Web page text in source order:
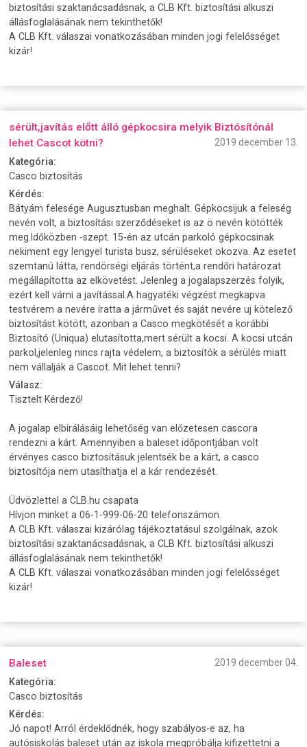
biztosítási szaktanácsadásnak, a CLB Kft. biztosítási alkuszi
állásfoglalásának nem tekinthetők!
A CLB Kft. válaszai vonatkozásában minden jogi felelősséget
kizár!
sérült,javítás előtt álló gépkocsira melyik Biztósítónál
lehet Cascot kötni?
2019 december 13.
Kategória:
Casco biztosítás
Kérdés:
Bátyám felesége Augusztusban meghalt. Gépkocsijuk a feleség
nevén volt, a biztosítási szerződéseket is az ö nevén kötötték
meg.Időközben -szept. 15-én az utcán parkoló gépkocsinak
nekiment egy lengyel turista busz, sérüléseket okozva. Az esetet
szemtanú látta, rendörségi eljárás történt,a rendőri határozat
megállapította az elkövetést. Jelenleg a jogalapszerzés folyik,
ezért kell várni a javítással.A hagyatéki végzést megkapva
testvérem a nevére íratta a járművet és saját nevére uj kötelező
biztosítást kötött, azonban a Casco megkötését a korábbi
Biztosító (Uniqua) elutasította,mert sérült a kocsi. A kocsi utcán
parkol,jelenleg nincs rajta védelem, a biztosítók a sérülés miatt
nem vállalják a Cascot. Mit lehet tenni?
Válasz:
Tisztelt Kérdező!
A jogalap elbírálásáig lehetőség van előzetesen cascora
rendezni a kárt. Amennyiben a baleset időpontjában volt
érvényes casco biztosításuk jelentsék be a kárt, a casco
biztosítója nem utasíthatja el a kár rendezését.
Üdvözlettel a CLB.hu csapata
Hívjon minket a 06-1-999-06-20 telefonszámon.
A CLB Kft. válaszai kizárólag tájékoztatásul szolgálnak, azok
biztosítási szaktanácsadásnak, a CLB Kft. biztosítási alkuszi
állásfoglalásának nem tekinthetők!
A CLB Kft. válaszai vonatkozásában minden jogi felelősséget
kizár!
Baleset
2019 december 04.
Kategória:
Casco biztosítás
Kérdés:
Jó napot! Arról érdeklődnék, hogy szabályos-e az, ha
autósiskolás baleset után az iskola megpróbálja kifizettetni a